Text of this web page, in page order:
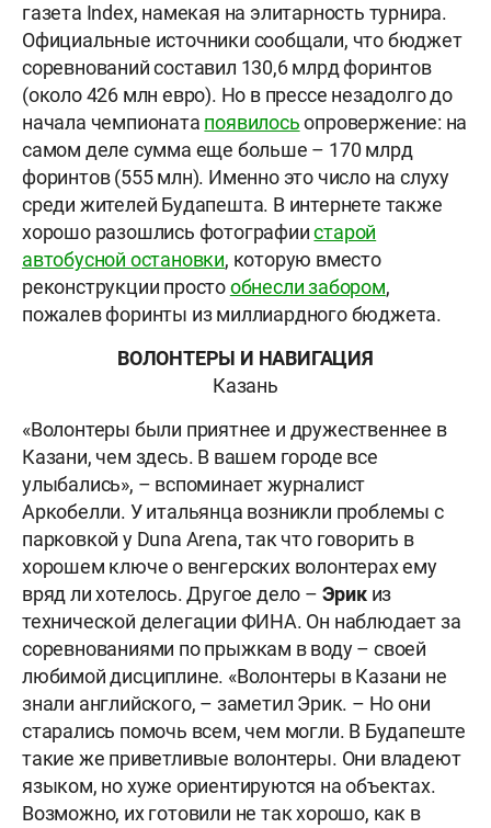
газета Index, намекая на элитарность турнира.
Официальные источники сообщали, что бюджет
соревнований составил 130,6 млрд форинтов
(около 426 млн евро). Но в прессе незадолго до
начала чемпионата появилосьопровержение: на
самом деле сумма еще больше – 170 млрд
форинтов (555 млн). Именно это число на слуху
среди жителей Будапешта. В интернете также
хорошо разошлись фотографиистарой
автобусной остановки, которую вместо
реконструкции простообнесли забором,
пожалев форинты из миллиардного бюджета.
ВОЛОНТЕРЫ И НАВИГАЦИЯ
Казань
«Волонтеры были приятнее и дружественнее в
Казани, чем здесь. В вашем городе все
улыбались», – вспоминает журналист
Аркобелли. У итальянца возникли проблемы с
парковкой у Duna Arena, так что говорить в
хорошем ключе о венгерских волонтерах ему
вряд ли хотелось. Другое дело – Эрикиз
технической делегации ФИНА. Он наблюдает за
соревнованиями по прыжкам в воду – своей
любимой дисциплине. «Волонтеры в Казани не
знали английского, – заметил Эрик. – Но они
старались помочь всем, чем могли. В Будапеште
такие же приветливые волонтеры. Они владеют
языком, но хуже ориентируются на объектах.
Возможно, их готовили не так хорошо, как в